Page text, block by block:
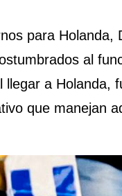
para Holanda,
al
llegar a Holanda,
que manejan